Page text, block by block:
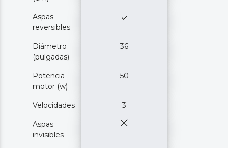
Aspas
reversibles
Diámetro
(pulgadas)
36
Potencia
motor (w)
50
Velocidades 3
Aspas
invisibles